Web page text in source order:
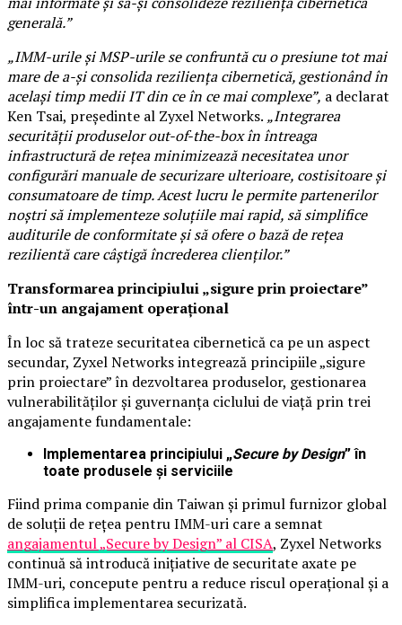
generală.”
„IMM-urile și MSP-urile se confruntă cu o presiune tot mai
mare de a-și consolida reziliența cibernetică, gestionând în
același timp medii IT din ce în ce mai complexe”, a declarat
Ken Tsai, președinte al Zyxel Networks. „Integrarea
securității produselor out-of-the-box în întreaga
infrastructură de rețea minimizează necesitatea unor
configurări manuale de securizare ulterioare, costisitoare și
consumatoare de timp. Acest lucru le permite partenerilor
noștri să implementeze soluțiile mai rapid, să simplifice
auditurile de conformitate și să ofere o bază de rețea
rezilientă care câștigă încrederea clienților.”
Transformarea principiului „sigure prin proiectare”
într-un angajament operațional
În loc să trateze securitatea cibernetică ca pe un aspect
secundar, Zyxel Networks integrează principiile „sigure
prin proiectare” în dezvoltarea produselor, gestionarea
vulnerabilităților și guvernanța ciclului de viață prin trei
angajamente fundamentale:
Implementarea principiului „Secure by Design” în
toate produsele și serviciile
Fiind prima companie din Taiwan și primul furnizor global
de soluții de rețea pentru IMM-uri care a semnat
angajamentul „Secure by Design” al CISA, Zyxel Networks
continuă să introducă inițiative de securitate axate pe
IMM-uri, concepute pentru a reduce riscul operațional și a
simplifica implementarea securizată.